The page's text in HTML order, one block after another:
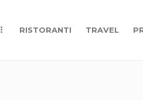
RISTORANTI TRAVEL